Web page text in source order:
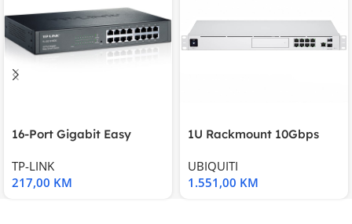
16-Port Gigabit Easy
TP-LINK
217,00 KM
1U Rackmount 10Gbps
UBIQUITI
1.551,00 KM